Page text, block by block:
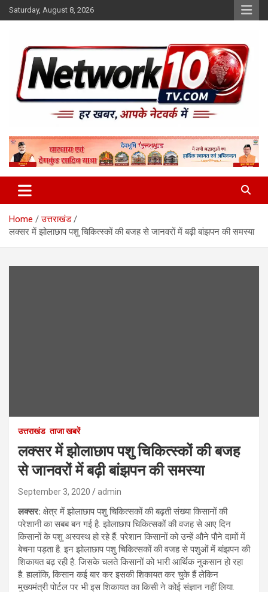
Skip
to
Saturday, August 8, 2026
Network10tv
Home
उत्तराखंड
लक्सर में झोलाछाप पशु चिकित्स्कों की बजह से जानवरों में बढ़ी बांझपन की समस्या
उत्तराखंड ताजा खबरें
लक्सर में झोलाछाप पशु चिकित्स्कों की बजह
से जानवरों में बढ़ी बांझपन की समस्या
September 3, 2020 admin
लक्सर: क्षेत्र में झोलाछाप पशु चिकित्सकों की बढ़ती संख्या किसानों की
परेशानी का सबब बन गई है. झोलाछाप चिकित्सकों की वजह से आए दिन
किसानों के पशु अस्वस्थ हो रहे हैं. परेशान किसानों को उन्हें औने पौने दामों में
बेचना पड़ता है. इन झोलाछाप पशु चिकित्सकों की वजह से पशुओं में बांझपन की
शिकायत बढ़ रही है. जिसके चलते किसानों को भारी आर्थिक नुकसान हो रहा
है. हालांकि, किसान कई बार कर इसकी शिकायत कर चुके हैं लेकिन
मुख्यमंत्री पोर्टल पर भी इस शिकायत का किसी ने कोई संज्ञान नहीं लिया.